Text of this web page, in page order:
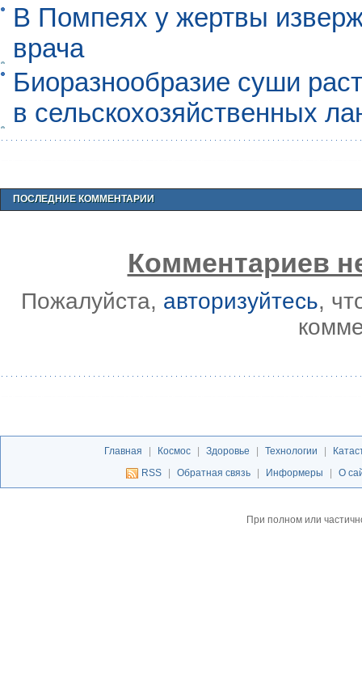
В Помпеях у жертвы
врача
Биоразнообразие суши
в сельскохозяйственных
ПОСЛЕДНИЕ КОММЕНТАРИИ
Комментариев
Пожалуйста, авторизуйтесь,
Главная Космос Здоровье Технологии
RSS
Обратная связь Информеры О
При полном или